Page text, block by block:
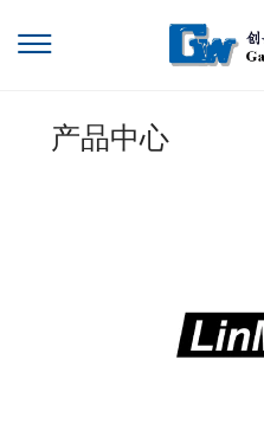
产品中心